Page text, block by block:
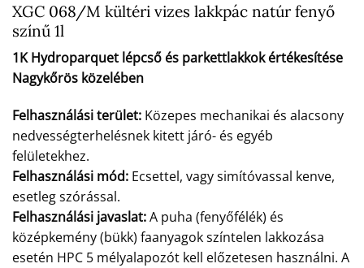
XGC 068/M kültéri vizes lakkpác natúr fenyő
színű 1l
1K Hydroparquet lépcső és parkettlakkok értékesítése
Nagykőrös közelében
Felhasználási terület: Közepes mechanikai és alacsony
nedvességterhelésnek kitett járó- és egyéb
felületekhez.
Felhasználási mód: Ecsettel, vagy simítóvassal kenve,
esetleg szórással.
Felhasználási javaslat:A puha (fenyőfélék) és
középkemény (bükk) faanyagok színtelen lakkozása
esetén HPC 5 mélyalapozót kell előzetesen használni. A